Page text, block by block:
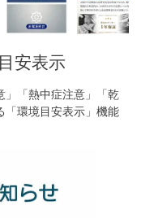
安表示
」「熱中症注意」「乾
「環境目安表示」機能